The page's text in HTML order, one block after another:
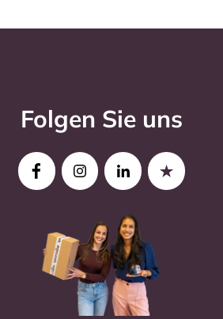
Folgen Sie uns